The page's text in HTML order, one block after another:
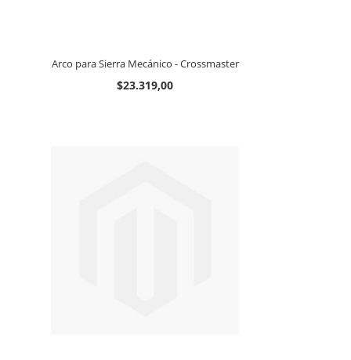
Arco para Sierra Mecánico - Crossmaster
$23.319,00